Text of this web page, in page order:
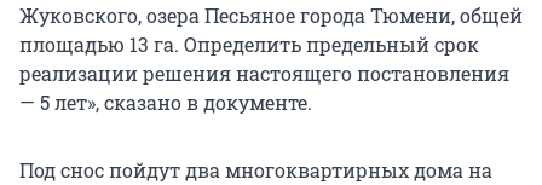
Жуковского, озера Песьяное города Тюмени, общей
площадью 13 га. Определить предельный срок
реализации решения настоящего постановления
— 5 лет», сказано в документе.
Под снос пойдут два многоквартирных дома на